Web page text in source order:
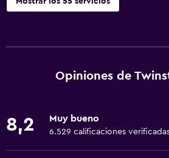
Wifi gratis
Toallas
Opiniones de
8,2 Muy bueno
6.529 calificaciones